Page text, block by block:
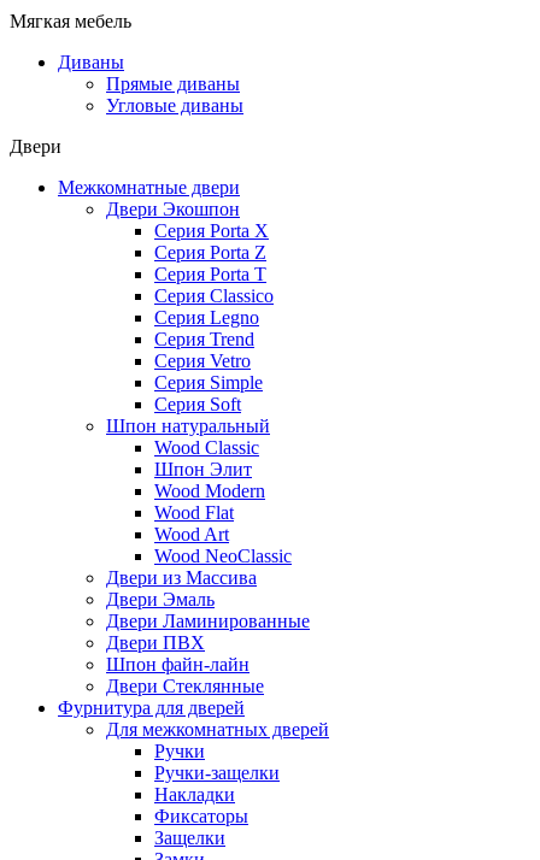
Мягкая мебель
Диваны
Прямые диваны
Угловые диваны
Двери
Межкомнатные двери
Двери Экошпон
Серия Porta X
Серия Porta Z
Серия Porta T
Серия Classico
Серия Legno
Серия Trend
Серия Vetro
Серия Simple
Серия Soft
Шпон натуральный
Wood Classic
Шпон Элит
Wood Modern
Wood Flat
Wood Art
Wood NeoClassic
Двери из Массива
Двери Эмаль
Двери Ламинированные
Двери ПВХ
Шпон файн-лайн
Двери Стеклянные
Фурнитура для дверей
Для межкомнатных дверей
Ручки
Ручки-защелки
Накладки
Фиксаторы
Защелки